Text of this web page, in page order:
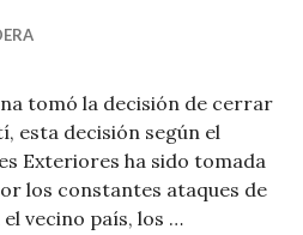
tomó la decisión de cerrar
esta decisión según el
Exteriores ha sido tomada
los constantes ataques de
vecino país, los …